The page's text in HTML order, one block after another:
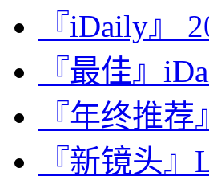
『iDaily』
『最佳』
『年终推
『新镜头